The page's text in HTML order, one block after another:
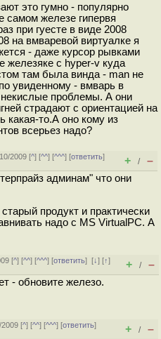
это гумно - популярно
самом железе гипервя
при гуесте в виде 2008
на вмваревой виртуалке я
- даже курсор рывками
железяке с hyper-v куда
там была винда - man не
увиденному - вмварь в
проблемы. А они
страдают с ориентацией на
какая-то.А оно кому из
всерьез надо?
2009 [^] [^^] [^^^] [ответить]
+ / –
админам" что они
продукт и практически
надо с MS VirtualPC. А
[^] [^^] [^^^] [ответить][↓] [↑]
+ / –
- обновите железо.
2009 [^] [^^] [^^^] [ответить]
+ / –